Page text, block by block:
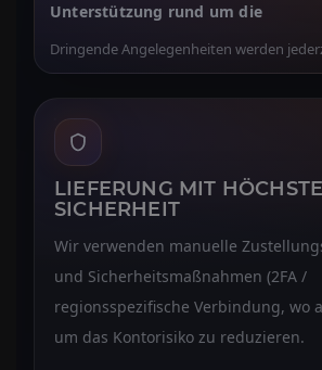
Unterstützung rund um die
Dringende Angelegenheiten werden
LIEFERUNG MIT
SICHERHEIT
Wir verwenden manuelle
und Sicherheitsmaßnahmen (2FA /
regionsspezifische Verbindung, wo
um das Kontorisiko zu reduzieren.